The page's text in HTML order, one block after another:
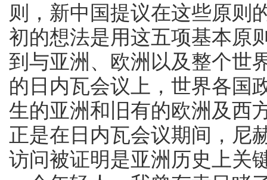
则，新中国提议在这些原则
初的想法是用这五项基本原
到与亚洲、欧洲以及整个世
的日内瓦会议上，世界各国
生的亚洲和旧有的欧洲及西
正是在日内瓦会议期间，尼
访问被证明是亚洲历史上关